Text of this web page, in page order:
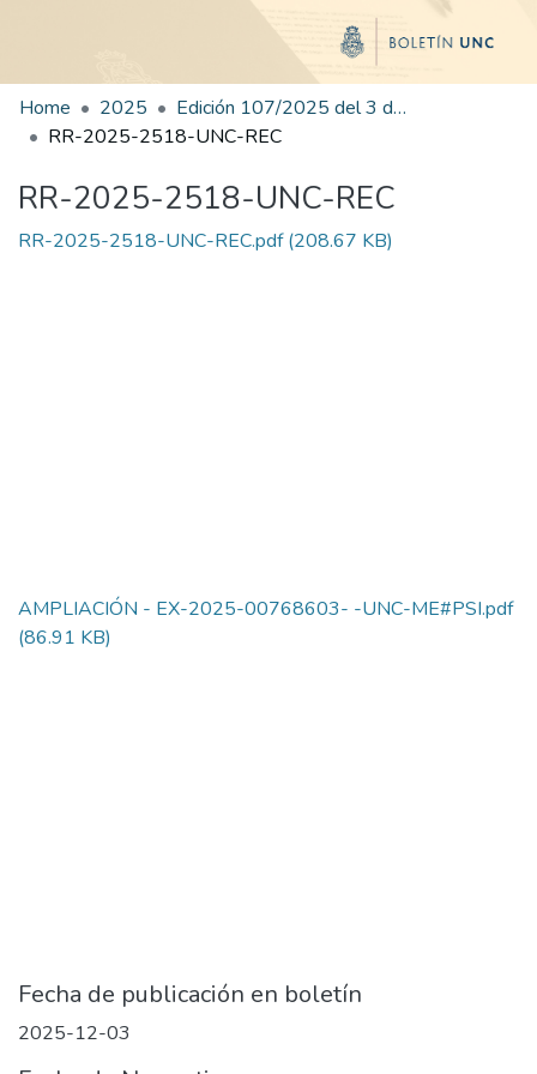
Home 2025
Edición 107/2025 del 3 de diciembre de 2025
RR-2025-2518-UNC-REC
RR-2025-2518-UNC-REC
RR-2025-2518-UNC-REC.pdf(208.67 KB)
AMPLIACIÓN - EX-2025-00768603- -UNC-ME#PSI.pdf
(86.91 KB)
Fecha de publicación en boletín
2025-12-03